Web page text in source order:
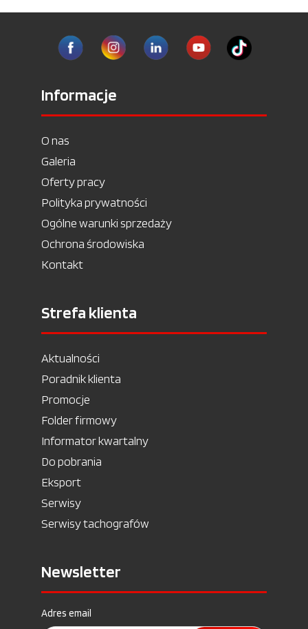
Informacje
O nas
Galeria
Oferty pracy
Polityka prywatności
Ogólne warunki sprzedaży
Ochrona środowiska
Kontakt
Strefa klienta
Aktualności
Poradnik klienta
Promocje
Folder firmowy
Informator kwartalny
Do pobrania
Eksport
Serwisy
Serwisy tachografów
Newsletter
Adres email